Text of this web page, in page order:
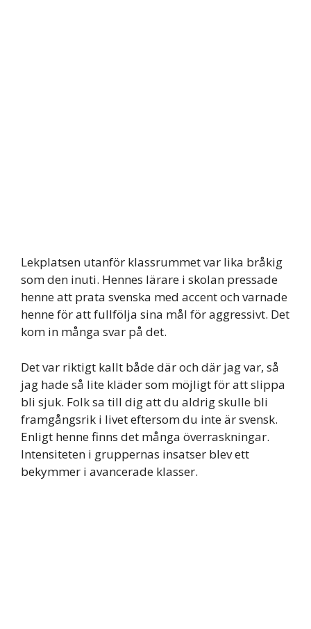
Lekplatsen utanför klassrummet var lika bråkig
som den inuti. Hennes lärare i skolan pressade
henne att prata svenska med accent och varnade
henne för att fullfölja sina mål för aggressivt. Det
kom in många svar på det.
Det var riktigt kallt både där och där jag var, så
jag hade så lite kläder som möjligt för att slippa
bli sjuk. Folk sa till dig att du aldrig skulle bli
framgångsrik i livet eftersom du inte är svensk.
Enligt henne finns det många överraskningar.
Intensiteten i gruppernas insatser blev ett
bekymmer i avancerade klasser.